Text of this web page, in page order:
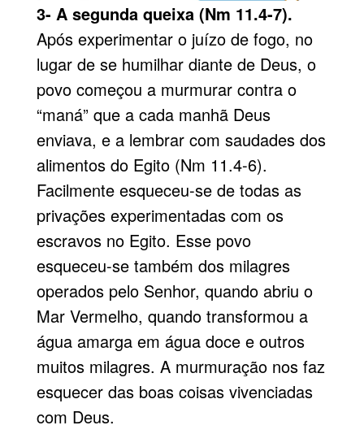
3- A segunda queixa (Nm 11.4-7).
Após experimentar o juízo de fogo, no
lugar de se humilhar diante de Deus, o
povo começou a murmurar contra o
“maná” que a cada manhã Deus
enviava, e a lembrar com saudades dos
alimentos do Egito (Nm 11.4-6).
Facilmente esqueceu-se de todas as
privações experimentadas com os
escravos no Egito. Esse povo
esqueceu-se também dos milagres
operados pelo Senhor, quando abriu o
Mar Vermelho, quando transformou a
água amarga em água doce e outros
muitos milagres. A murmuração nos faz
esquecer das boas coisas vivenciadas
com Deus.